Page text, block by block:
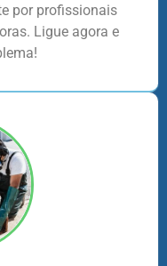
por profissionais
Ligue agora e